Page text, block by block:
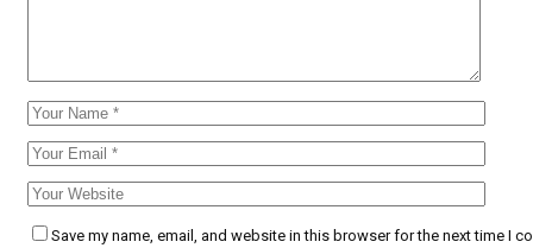
Save my name, email, and website in this browser for the next time I